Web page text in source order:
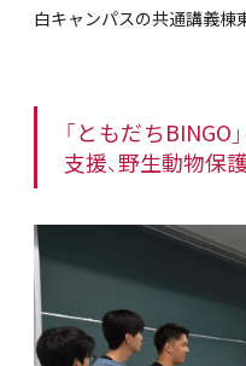
白キャンパスの共通講義棟
「ともだち
支援、野生動物保